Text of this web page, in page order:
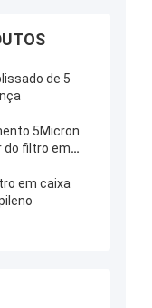
de 5
5Micron
do filtro em
em caixa